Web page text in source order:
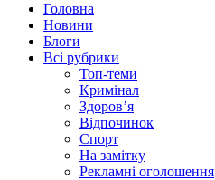
Головна
Новини
Блоги
Всі рубрики
Топ-теми
Кримінал
Здоров’я
Відпочинок
Спорт
На замітку
Рекламні оголошення